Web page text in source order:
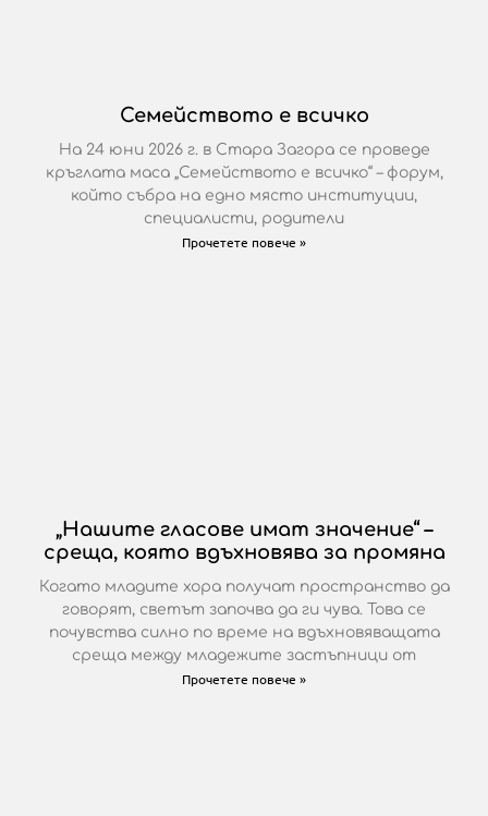
Семейството е всичко
На 24 юни 2026 г. в Стара Загора се проведе
кръглата маса „Семейството е всичко“ – форум,
който събра на едно място институции,
специалисти, родители
Прочетете повече »
„Нашите гласове имат значение“ –
среща, която вдъхновява за промяна
Когато младите хора получат пространство да
говорят, светът започва да ги чува. Това се
почувства силно по време на вдъхновяващата
среща между младежите застъпници от
Прочетете повече »